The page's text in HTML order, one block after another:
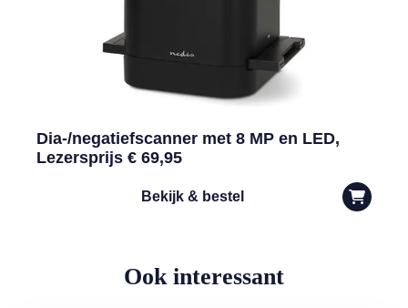
Dia-/negatiefscanner met 8 MP en LED,
Lezersprijs € 69,95
Bekijk & bestel
Ook interessant